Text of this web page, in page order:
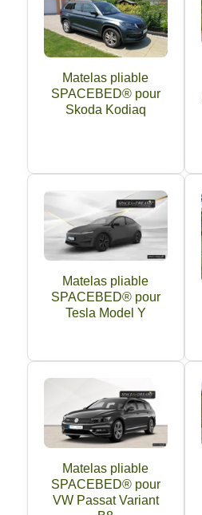
Matelas pliable
SPACEBED® pour
Skoda Kodiaq
Matelas pliable
SPACEBED® pour
Tesla Model Y
Matelas pliable
SPACEBED® pour
VW Passat Variant